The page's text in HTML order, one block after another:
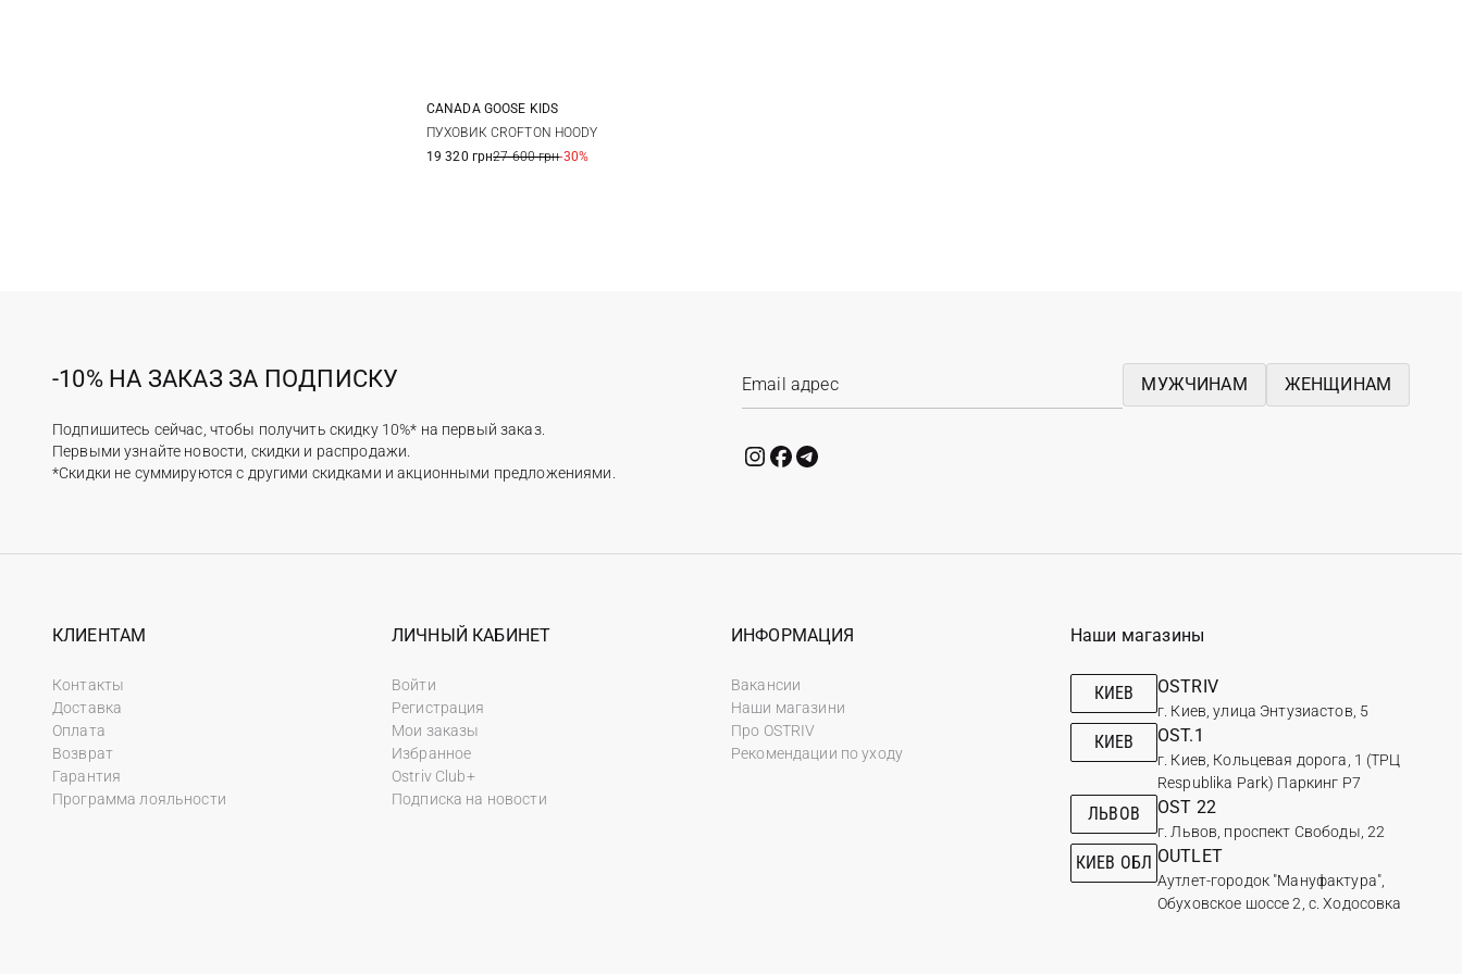
S M
CANADA GOOSE KIDS
ПУХОВИК CROFTON HOODY
19 320 грн27 600 грн-30%
-10% НА ЗАКАЗ ЗА ПОДПИСКУ
Подпишитесь сейчас, чтобы получить скидку 10%* на первый заказ.
Первыми узнайте новости, скидки и распродажи.
*Скидки не суммируются с другими скидками и акционными предложениями.
МУЖЧИНАМ ЖЕНЩИНАМ
КЛИЕНТАМ
Контакты
Доставка
Оплата
Возврат
Гарантия
Программа лояльности
ЛИЧНЫЙ КАБИНЕТ
Войти
Регистрация
Мои заказы
Избранное
Ostriv Club+
Подписка на новости
ИНФОРМАЦИЯ
Вакансии
Наши магазини
Про OSTRIV
Рекомендации по уходу
Наши магазины
КИЕВ OSTRIV
г. Киев, улица Энтузиастов, 5
КИЕВ OST.1
г. Киев, Кольцевая дорога, 1 (ТРЦ
Respublika Park) Паркинг Р7
ЛЬВОВ OST 22
г. Львов, проспект Свободы, 22
КИЕВ ОБЛ OUTLET
Аутлет-городок "Мануфактура",
Обуховское шоссе 2, с. Ходосовка